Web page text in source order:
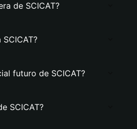
de SCICAT?
futuro de SCICAT?
SCICAT?